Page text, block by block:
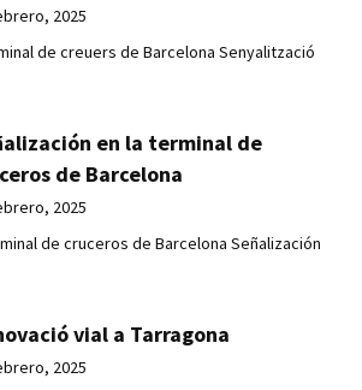
2025
de creuers de Barcelona Senyalització
en la terminal de
de Barcelona
2025
de cruceros de Barcelona Señalización
vial a Tarragona
2025